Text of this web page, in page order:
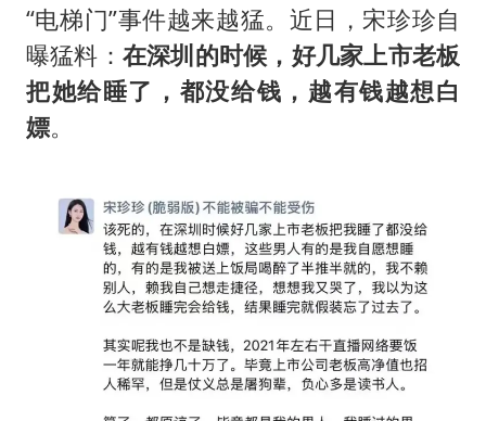
四川宜宾市高县发生4.9级地震
陕西省委书记赶赴柞水县杏坪镇
女孩摆摊卖菌子时收到北大通知书
改名后的“青海拉面”店
东方之约 相约未来
“电梯门”事件越来越猛。近日，宋珍珍自
曝猛料： 在深圳的时候，好几家上市老板
把她给睡了，都没给钱，越有钱越想白
嫖。